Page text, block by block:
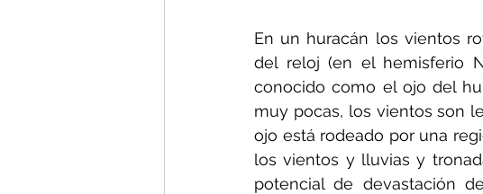
En un huracán los vientos
del reloj (en el hemisferio
conocido como el ojo del
muy pocas, los vientos son
ojo está rodeado por una
los vientos y lluvias y
potencial de devastación